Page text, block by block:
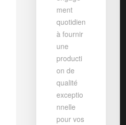
ment
quotidien
à fournir
une
producti
on de
qualité
exceptio
nnelle
pour vos